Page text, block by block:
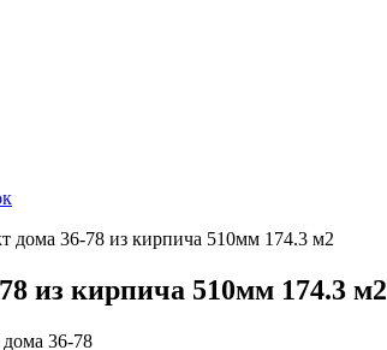
дома 36-78 из кирпича 510мм 174.3 м2
из кирпича 510мм 174.3 м2